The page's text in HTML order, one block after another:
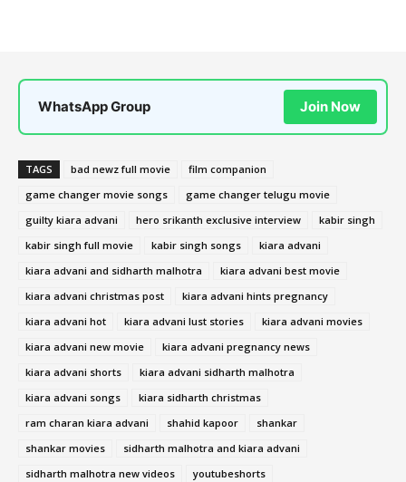
WhatsApp Group Join Now
TAGS bad newz full movie
film companion
game changer movie songs
game changer telugu movie
guilty kiara advani
hero srikanth exclusive interview
kabir singh
kabir singh full movie
kabir singh songs
kiara advani
kiara advani and sidharth malhotra
kiara advani best movie
kiara advani christmas post
kiara advani hints pregnancy
kiara advani hot
kiara advani lust stories
kiara advani movies
kiara advani new movie
kiara advani pregnancy news
kiara advani shorts
kiara advani sidharth malhotra
kiara advani songs
kiara sidharth christmas
ram charan kiara advani
shahid kapoor
shankar
shankar movies
sidharth malhotra and kiara advani
sidharth malhotra new videos
youtubeshorts